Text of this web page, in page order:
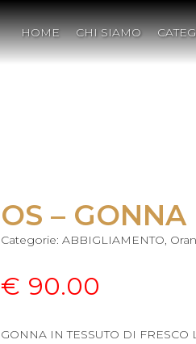
HOME CHI SIAMO
OS – GONNA
Categorie: ABBIGLIAMENTO,
€ 90.00
GONNA IN TESSUTO DI FRESCO